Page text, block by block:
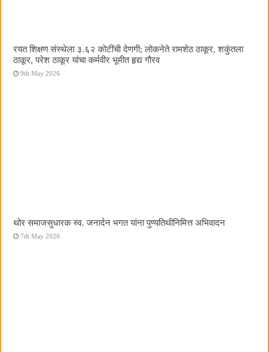
रयत शिक्षण संस्थेला ३.६२ कोटींची देणगी; लोकनेते रामशेठ ठाकूर, शकुंतला
ठाकूर, परेश ठाकूर यांचा कर्मवीर भूमीत हृद्य गौरव
9th May 2026
थोर समाजसुधारक स्व. जनार्दन भगत यांना पुण्यतिथीनिमित्त अभिवादन
7th May 2026